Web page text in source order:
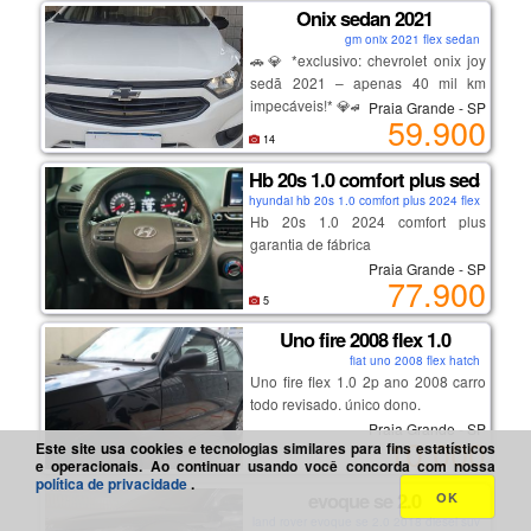
pelo anunciante
interessados, chamar no whatsapp
(13)982103730 nayla.
Onix sedan 2021
gm onix 2021 flex sedan
🚗💎 *exclusivo: chevrolet onix joy
sedã 2021 – apenas 40 mil km
impecáveis!* 💎🚗
se você está à procura de um carro
que une eficiência, conforto e um
design moderno, o *chevrolet onix
joy sedã 2021* é a escolha perfeita!
com apenas *40 mil km rodados*,
este sedã está em estado impecável
e pronto para te levar a novas
aventuras.
*o que torna este onix joy sedã tão
especial?*
- *motor econômico*: desempenho
que garante economia no
Praia Grande - SP
59.900
14
Hb 20s 1.0 comfort plus sedan
hyundai hb 20s 1.0 comfort plus 2024 flex sedan
Hb 20s 1.0 2024 comfort plus
garantia de fábrica
Praia Grande - SP
77.900
5
Uno fire 2008 flex 1.0
fiat uno 2008 flex hatch
Uno fire flex 1.0 2p ano 2008 carro
todo revisado. único dono.
Praia Grande - SP
10.000
land rover evoque se 2.0 2018 diesel suv
Este site usa cookies e tecnologias similares para fins estatísticos
e operacionais. Ao continuar usando você concorda com nossa
política de privacidade.
OK